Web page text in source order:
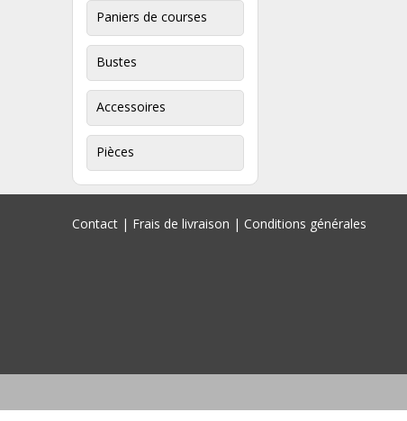
Paniers de courses
Bustes
Accessoires
Pièces
Contact | Frais de livraison | Conditions générales